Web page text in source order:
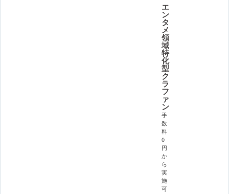
エ
ン
タ
メ
領
域
特
化
型
ク
ラ
フ
ァ
ン
手
数
料
0
円
か
ら
実
施
可